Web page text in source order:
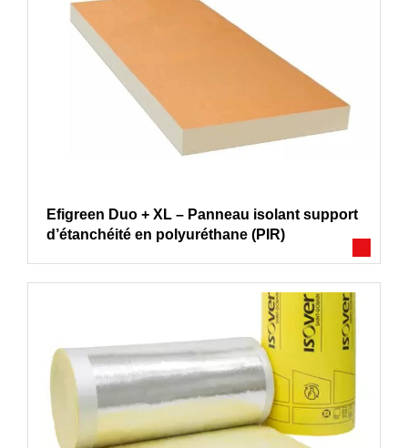
Efigreen Duo + XL – Panneau isolant support
d’étanchéité en polyuréthane (PIR)